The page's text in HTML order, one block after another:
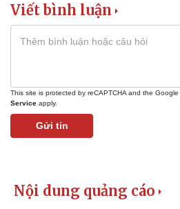
Bóng đá
Lịch thi đấu bóng đá
Viết bình luận
This site is protected by reCAPTCHA and the Google
Service apply.
Gửi tin